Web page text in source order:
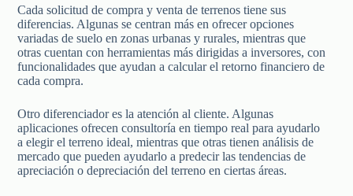
Cada solicitud de compra y venta de terrenos tiene sus
diferencias. Algunas se centran más en ofrecer opciones
variadas de suelo en zonas urbanas y rurales, mientras que
otras cuentan con herramientas más dirigidas a inversores, con
funcionalidades que ayudan a calcular el retorno financiero de
cada compra.
Otro diferenciador es la atención al cliente. Algunas
aplicaciones ofrecen consultoría en tiempo real para ayudarlo
a elegir el terreno ideal, mientras que otras tienen análisis de
mercado que pueden ayudarlo a predecir las tendencias de
apreciación o depreciación del terreno en ciertas áreas.